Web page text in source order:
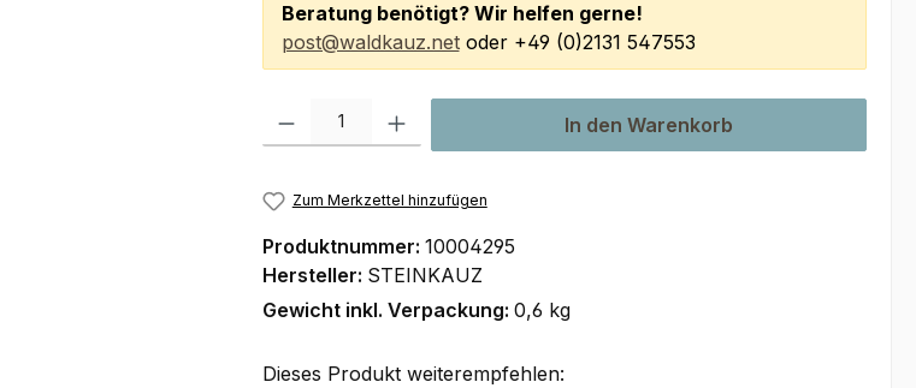
Beratung benötigt? Wir helfen gerne!
post@waldkauz.netoder +49 (0)2131 547553
Produkt Anzahl: Gib den gewünschten Wert ein oder benutze die Schaltflächen
In den Warenkorb
Zum Merkzettel hinzufügen
Produktnummer: 10004295
Hersteller: STEINKAUZ
Gewicht inkl. Verpackung: 0,6 kg
Dieses Produkt weiterempfehlen: